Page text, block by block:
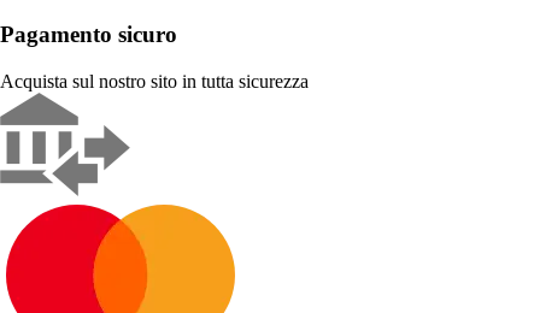
Pagamento sicuro
Acquista sul nostro sito in tutta sicurezza